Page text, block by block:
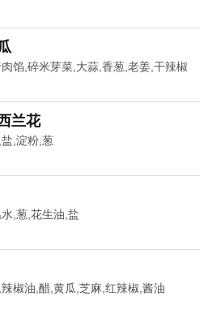
馅,碎米芽菜,大蒜,香葱,老姜,干辣椒
兰花
,淀粉,葱
,葱,花生油,盐
椒油,醋,黄瓜,芝麻,红辣椒,酱油